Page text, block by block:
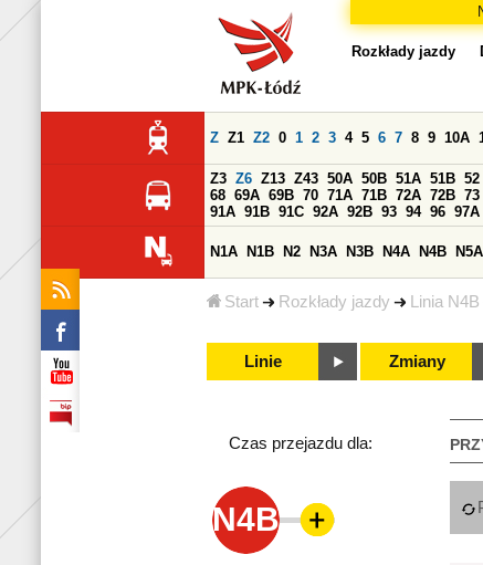
Start Rozkłady jazdy Linia N4B
Rozkłady jazdy
Z Z1 Z2 0 1 2 3 4 5 6 7 8 9 10A
Z3 Z6 Z13 Z43 50A 50B 51A 51B 52
68 69A 69B 70 71A 71B 72A 72B 73
91A 91B 91C 92A 92B 93 94 96 97A
N1A N1B N2 N3A N3B N4A N4B N5A
Linie Zmiany
Czas przejazdu dla:
N4B